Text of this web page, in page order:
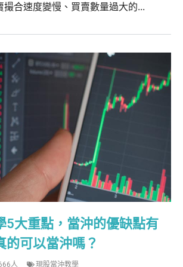
撮合速度變慢、買賣數量過大的...
5大重點，當沖的優缺點有
的可以當沖嗎？
人 現股當沖教學